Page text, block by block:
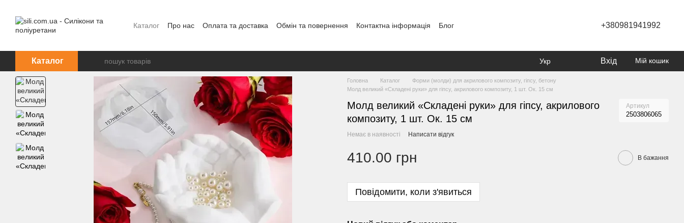
Каталог Про нас Оплата та доставка Обмін та повернення Контактна інформація Блог +380981941992
Каталог Укр Вхід Мій кошик
Головна Каталог
Форми (молди) для акрилового композиту, гіпсу, бетону
Молд великий «Складені руки» для гіпсу, акрилового композиту, 1 шт. Ок. 15 см
Молд великий «Складені руки» для гіпсу, акрилового
композиту, 1 шт. Ок. 15 см
Артикул
2503806065
Немає в наявності Написати відгук
410.00 грн В бажання
Повідомити, коли з'явиться